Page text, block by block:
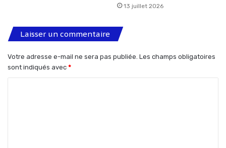
13 juillet 2026
Laisser un commentaire
Votre adresse e-mail ne sera pas publiée. Les champs obligatoires
sont indiqués avec *